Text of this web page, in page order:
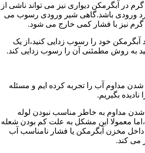
در آبگرمکن دیواری نیز می تواند ناشی از
ورودی باشد.گاهی شیر ورودی رسوب می
نیز با فشار کمی خارج می شود.
آبگرمکن خود را رسوب زدایی کنید،از یک
به روش مطمئنی آن را رسوب زدایی کند.
مداوم آب را تجربه کرده ایم و مسئله
بگیریم.
مداوم به خاطر مناسب نبودن لوله
معمولا این مشکل به علت کم بودن شعله
مخزن آبگرمکن یا فشار نامناسب آب
می کند.